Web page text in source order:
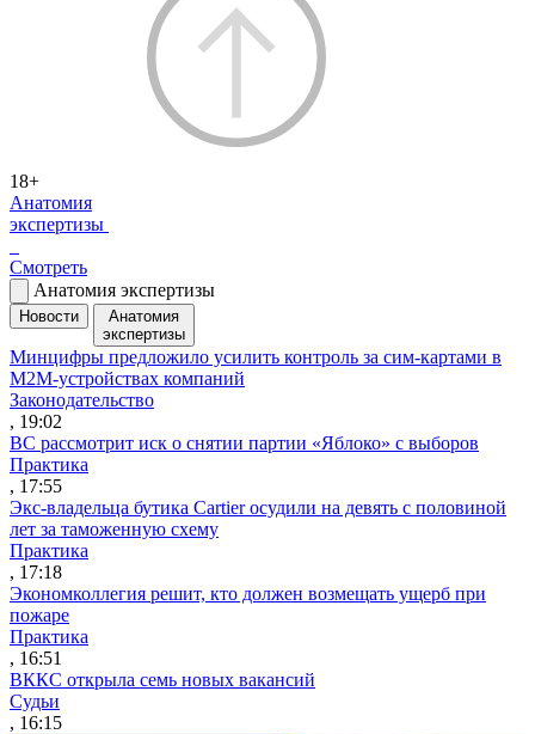
18+
Анатомия
экспертизы
Смотреть
Анатомия экспертизы
Новости
Анатомия
экспертизы
Минцифры предложило усилить контроль за сим-картами в
M2M-устройствах компаний
Законодательство
, 19:02
ВС рассмотрит иск о снятии партии «Яблоко» с выборов
Практика
, 17:55
Экс-владельца бутика Cartier осудили на девять с половиной
лет за таможенную схему
Практика
, 17:18
Экономколлегия решит, кто должен возмещать ущерб при
пожаре
Практика
, 16:51
ВККС открыла семь новых вакансий
Судьи
, 16:15